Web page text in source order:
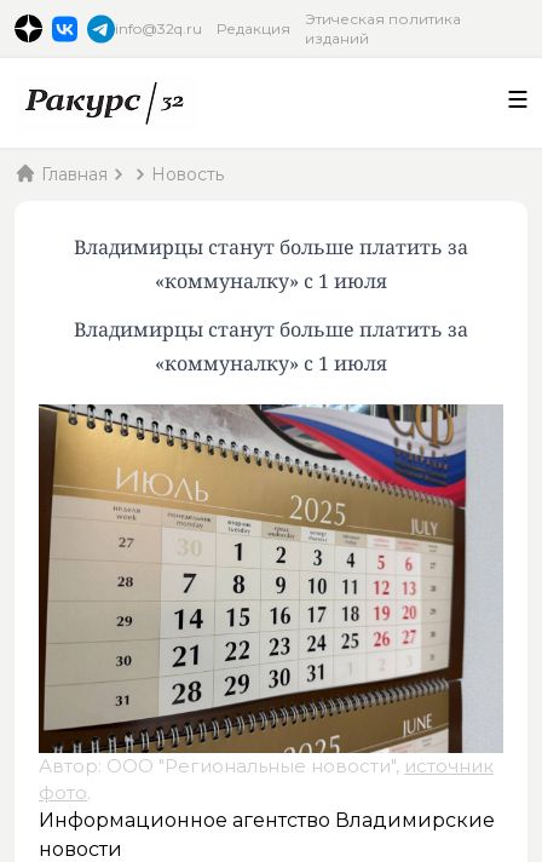
info@32q.ru Редакция
Этическая политика
изданий
Главная Новость
Владимирцы станут больше платить за
«коммуналку» с 1 июля
Владимирцы станут больше платить за
«коммуналку» с 1 июля
Автор: ООО "Региональные новости", источник
фото.
Информационное агентство Владимирские
новости